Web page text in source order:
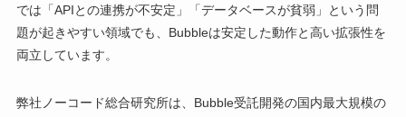
では「APIとの連携が不安定」「データベースが貧弱」という問
題が起きやすい領域でも、Bubbleは安定した動作と高い拡張性を
両立しています。
弊社ノーコード総合研究所は、Bubble受託開発の国内最大規模の